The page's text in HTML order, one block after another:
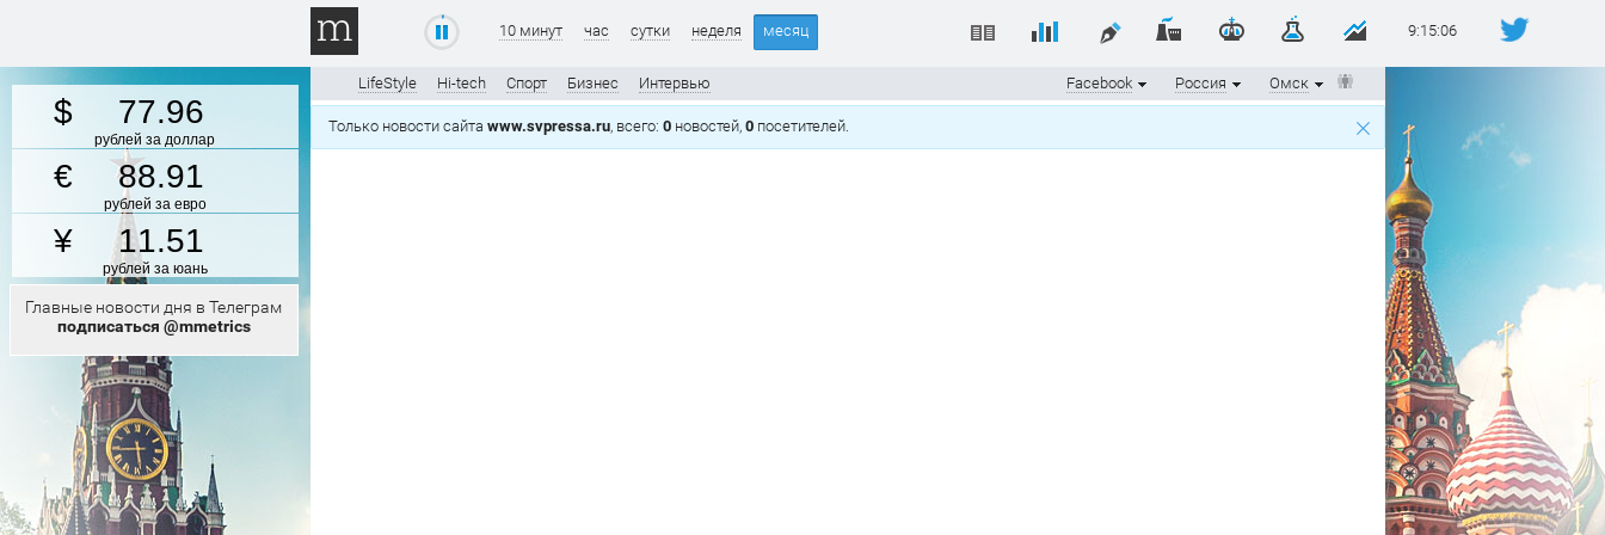
77.96
рублей за доллар
88.91
рублей за евро
11.51
рублей за юань
Главные новости дня в Телеграм
подписаться @mmetrics
9:15:06
10 минут час сутки неделя месяц
LifeStyle Hi-tech Спорт Бизнес Интервью Омск
Россия
Facebook
Только новости сайта www.svpressa.ru, всего: 0 новостей, 0 посетителей.